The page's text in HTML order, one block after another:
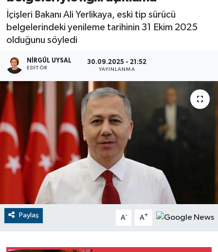
İçişleri Bakanı Ali Yerlikaya, eski tip sürücü
belgelerindeki yenileme tarihinin 31 Ekim 2025
olduğunu söyledi
NIRGÜL UYSAL
EDİTÖR
30.09.2025 - 21:52
YAYINLANMA
Paylaş A- A+
Eğitim
Sağlık
Dünya
RESMİ İLANLAR
Son Dakika Haberleri
Haber Arşivi